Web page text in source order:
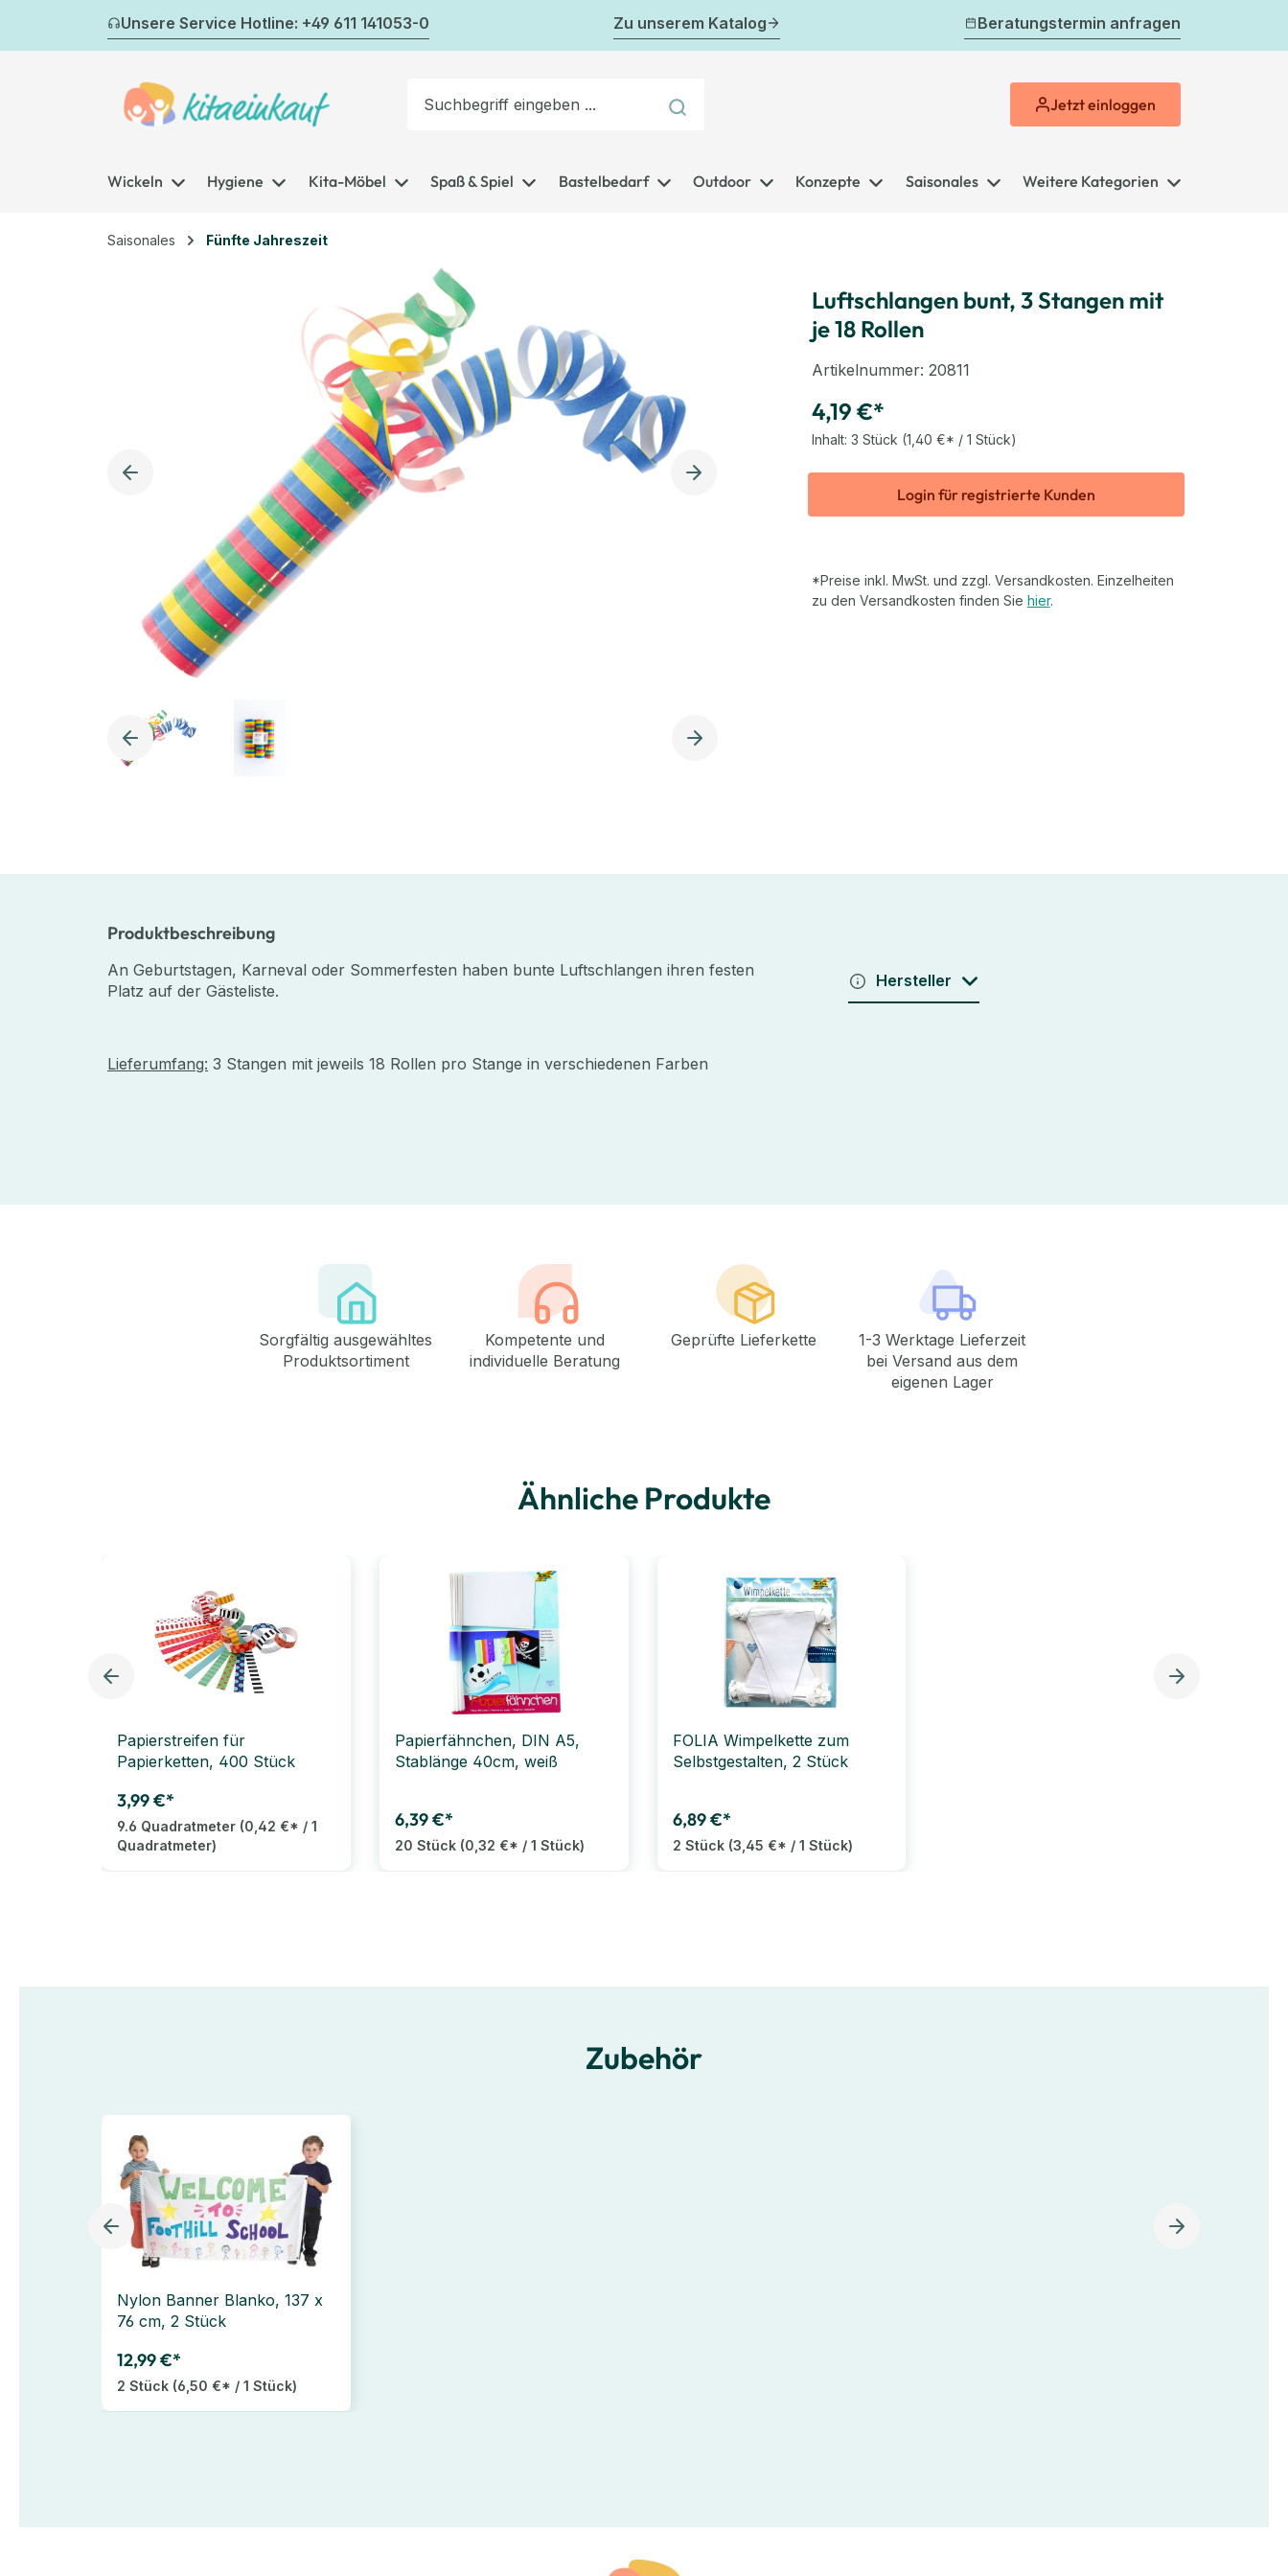
Hauptinhalt springen
Zur Suche springen
Zur Hauptnavigation springen
Unsere Service Hotline: +49 611 141053-0 Zu unserem Katalog Beratungstermin anfragen
Jetzteinloggen
Wickeln Hygiene Kita-Möbel Spaß & Spiel Bastelbedarf Outdoor Konzepte Saisonales Weitere Kategorien
Saisonales Fünfte Jahreszeit
Luftschlangen bunt, 3 Stangen mit
je 18 Rollen
Artikelnummer: 20811
4,19 €*
Inhalt: 3 Stück (1,40 €* / 1 Stück)
Login für registrierte Kunden
*Preise inkl. MwSt. und zzgl. Versandkosten. Einzelheiten
zu den Versandkosten finden Sie hier.
Produktbeschreibung
An Geburtstagen, Karneval oder Sommerfesten haben bunte Luftschlangen ihren festen
Platz auf der Gästeliste.
Lieferumfang: 3 Stangen mit jeweils 18 Rollen pro Stange in verschiedenen Farben
Hersteller
Sorgfältig ausgewähltes
Produktsortiment
Kompetente und
individuelle Beratung
Geprüfte Lieferkette
1-3 Werktage Lieferzeit
bei Versand aus dem
eigenen Lager
Ähnliche Produkte
Papierstreifen für
Papierketten, 400 Stück
3,99 €*
9.6 Quadratmeter (0,42 €* / 1
Quadratmeter)
Papierfähnchen, DIN A5,
Stablänge 40cm, weiß
6,39 €*
20 Stück (0,32 €* / 1 Stück)
FOLIA Wimpelkette zum
Selbstgestalten, 2 Stück
6,89 €*
2 Stück (3,45 €* / 1 Stück)
Zubehör
Nylon Banner Blanko, 137 x
76 cm, 2 Stück
12,99 €*
2 Stück (6,50 €* / 1 Stück)